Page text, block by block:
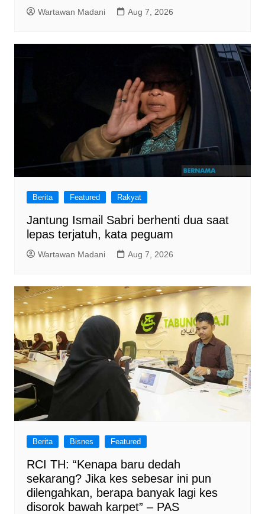
Wartawan Madani Aug 7, 2026
Berita Featured Rakyat
Jantung Ismail Sabri berhenti dua saat
lepas terjatuh, kata peguam
Wartawan Madani Aug 7, 2026
Berita Bisnes Featured
RCI TH: “Kenapa baru dedah
sekarang? Jika kes sebesar ini pun
dilengahkan, berapa banyak lagi kes
disorok bawah karpet” – PAS